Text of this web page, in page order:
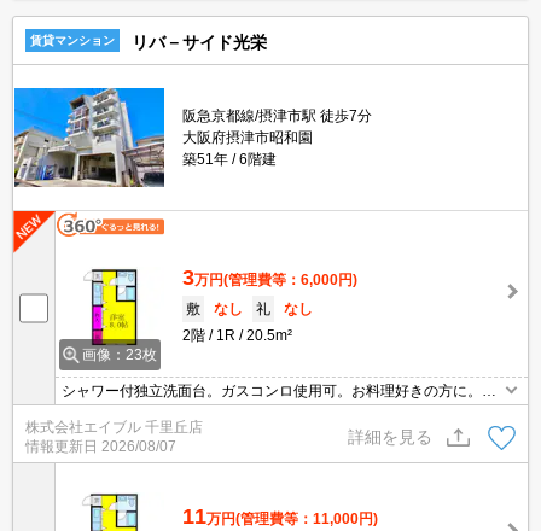
賃貸マンション リバ－サイド光栄
阪急京都線/摂津市駅 徒歩7分
大阪府摂津市昭和園
築51年
6階建
画像：23枚
3万円(管理費等：6,000円)
敷
なし 礼
なし
2階
1R 20.5m²
シャワー付独立洗面台。ガスコンロ使用可。お料理好きの方に。お
ださい!。
株式会社エイブル 千里丘店
情報更新日 2026/08/07
詳細を見る
11万円(管理費等：11,000円)